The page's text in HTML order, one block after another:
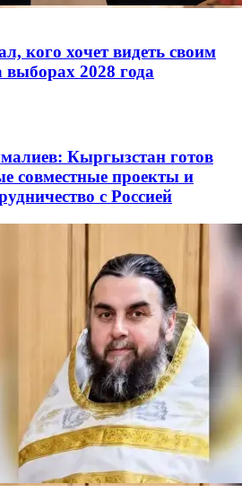
кого хочет видеть своим
2028 года
Кыргызстан готов
совместные проекты и
с Россией